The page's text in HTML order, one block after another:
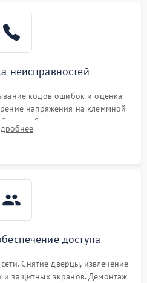
неисправностей
кодов ошибок и оценка
напряжения на клеммной
на проблемы с нагревом,
или блокировкой дверцы.
доступа
Снятие дверцы, извлечение
и защитных экранов. Демонтаж